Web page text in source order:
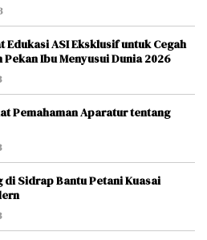
Edukasi ASI Eksklusif untuk Cegah
Ibu Menyusui Dunia 2026
Pemahaman Aparatur tentang
Sidrap Bantu Petani Kuasai